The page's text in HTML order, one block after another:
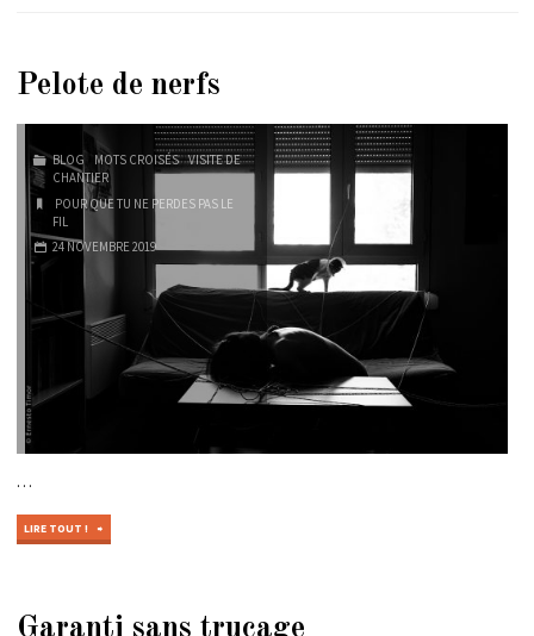
Pelote de nerfs
BLOG MOTS CROISÉS/VISITE DE
CHANTIER
POUR QUE TU NE PERDES PAS LE
FIL
24 NOVEMBRE 2019
…
LIRE TOUT !
DE
Garanti sans trucage